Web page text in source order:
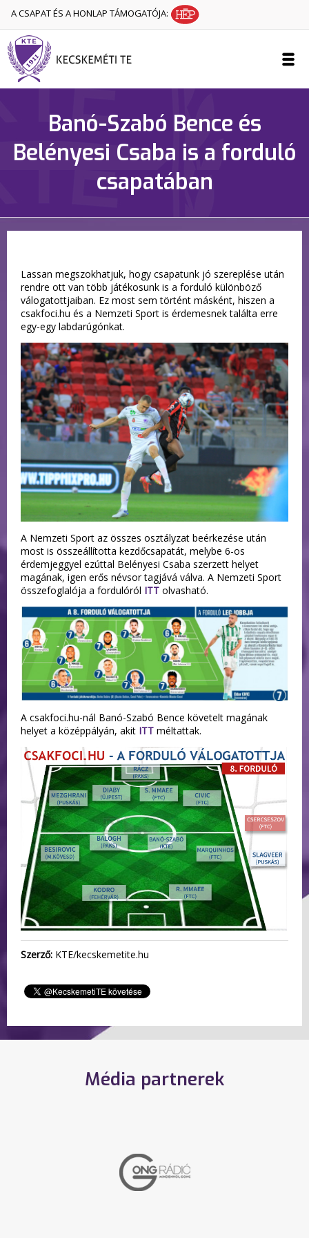
A CSAPAT ÉS A HONLAP TÁMOGATÓJA:
Banó-Szabó Bence és
Belényesi Csaba is a forduló
csapatában
Lassan megszokhatjuk, hogy csapatunk jó szereplése után
rendre ott van több játékosunk is a forduló különböző
válogatottjaiban. Ez most sem történt másként, hiszen a
csakfoci.hu és a Nemzeti Sport is érdemesnek találta erre
egy-egy labdarúgónkat.
A Nemzeti Sport az összes osztályzat beérkezése után
most is összeállította kezdőcsapatát, melybe 6-os
érdemjeggyel ezúttal Belényesi Csaba szerzett helyet
magának, igen erős névsor tagjává válva. A Nemzeti Sport
összefoglalója a fordulóról ITT olvasható.
A csakfoci.hu-nál Banó-Szabó Bence követelt magának
helyet a középpályán, akit ITT méltattak.
Szerző: KTE/kecskemetite.hu
Média partnerek